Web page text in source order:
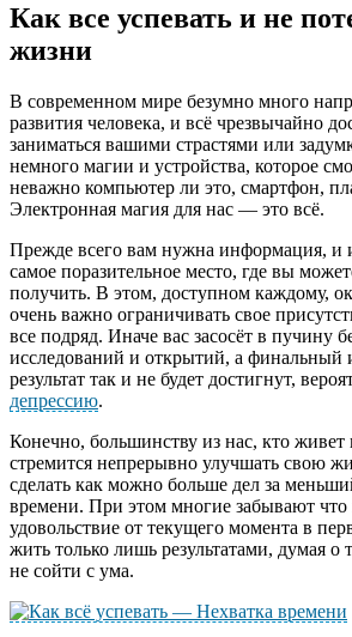
Как все успевать и не
жизни
В современном мире безумно много
развития человека, и всё чрезвычайно
заниматься вашими страстями или
немного магии и устройства, которое
неважно компьютер ли это, смартфон,
Электронная магия для нас — это всё.
Прежде всего вам нужна информация, и
самое поразительное место, где вы
получить. В этом, доступном каждому,
очень важно ограничивать свое
все подряд. Иначе вас засосёт в пучину
исследований и открытий, а
результат так и не будет достигнут,
депрессию.
Конечно, большинству из нас, кто живет
стремится непрерывно улучшать свою
сделать как можно больше дел за
времени. При этом многие забывают
удовольствие от текущего момента в
жить только лишь результатами, думая о
не сойти с ума.